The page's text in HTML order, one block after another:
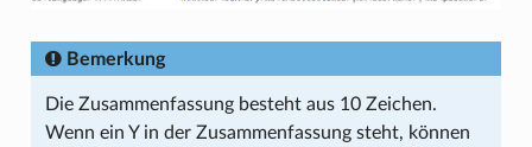
Bemerkung
Die Zusammenfassung besteht aus 10 Zeichen.
Wenn ein Y in der Zusammenfassung steht, können